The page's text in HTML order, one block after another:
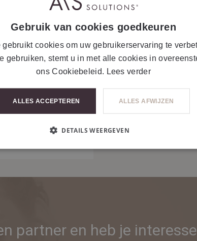
partner en heb je
Gebruik van cookies goedkeuren
gebruikt cookies om uw gebruikerservaring te
gebruiken, stemt u in met alle cookies in
ons Cookiebeleid. Lees verder
ALLES ACCEPTEREN ALLES AFWIJZEN
DETAILS WEERGEVEN